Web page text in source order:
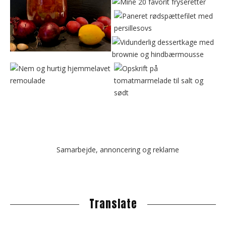
Samarbejde, annoncering og reklame
Translate